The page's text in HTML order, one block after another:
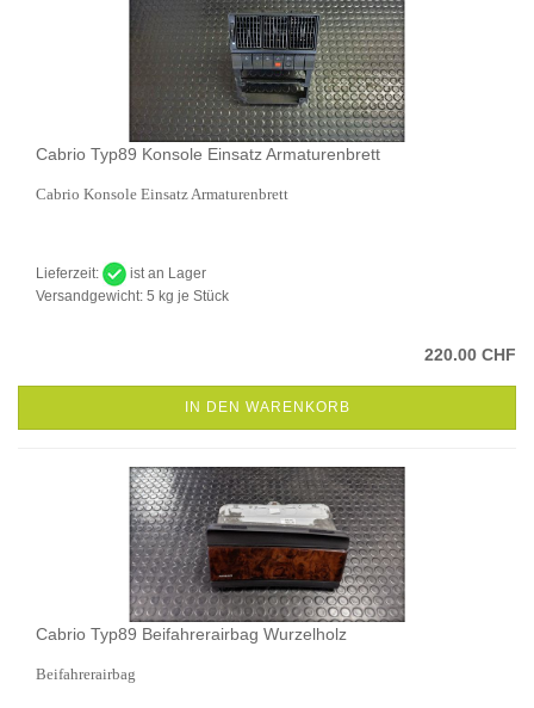
Cabrio Typ89 Konsole Einsatz Armaturenbrett
Cabrio Konsole Einsatz Armaturenbrett
Lieferzeit:
ist an Lager
Versandgewicht: 5 kg je Stück
220.00 CHF
IN DEN WARENKORB
Cabrio Typ89 Beifahrerairbag Wurzelholz
Beifahrerairbag